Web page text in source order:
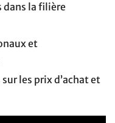
dans la filière
et
les prix d’achat et